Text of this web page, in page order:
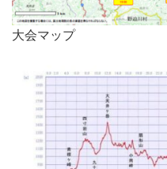
大会マップ